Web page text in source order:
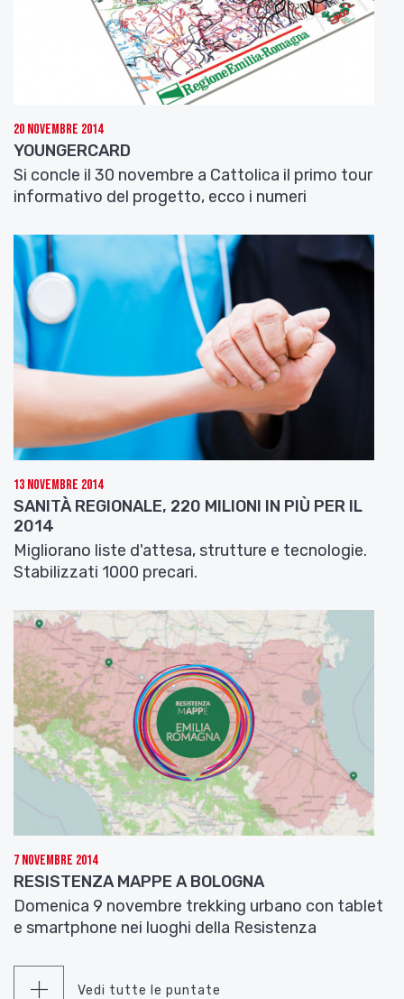
20 Novembre 2014
YOUNGERCARD
Si concle il 30 novembre a Cattolica il primo tour
informativo del progetto, ecco i numeri
13 Novembre 2014
SANITÀ REGIONALE, 220 MILIONI IN PIÙ PER IL
2014
Migliorano liste d'attesa, strutture e tecnologie.
Stabilizzati 1000 precari.
7 Novembre 2014
RESISTENZA MAPPE A BOLOGNA
Domenica 9 novembre trekking urbano con tablet
e smartphone nei luoghi della Resistenza
Vedi tutte le puntate